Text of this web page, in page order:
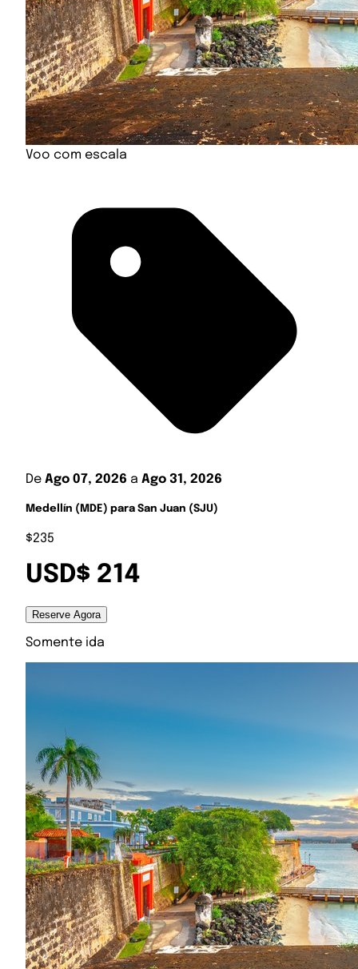
Voo com escala
De Ago 07, 2026 a Ago 31, 2026
Medellín (MDE) para San Juan (SJU)
$235
USD$ 214
Reserve Agora
Somente ida